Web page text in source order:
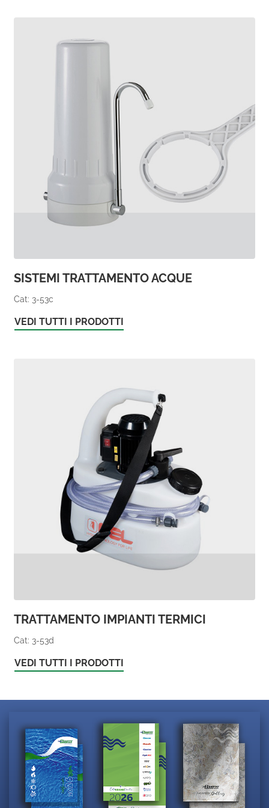
SISTEMI TRATTAMENTO ACQUE
Cat: 3-53c
VEDI TUTTI I PRODOTTI
TRATTAMENTO IMPIANTI TERMICI
Cat: 3-53d
VEDI TUTTI I PRODOTTI